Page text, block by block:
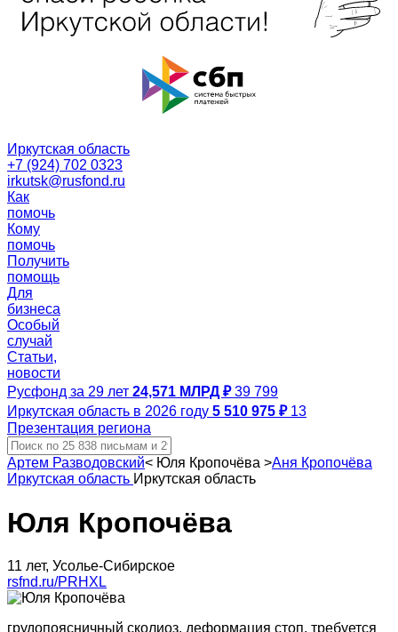
Иркутская область
+7 (924) 702 0323
irkutsk@rusfond.ru
Как
помочь
Кому
помочь
Получить
помощь
Для
бизнеса
Особый
случай
Статьи,
новости
Русфонд за 29 лет 24,571 МЛРД ₽ 39 799
Иркутская область в 2026 году 5 510 975 ₽ 13
Презентация региона
Артем Разводовский< Юля Кропочёва >Аня Кропочёва
Иркутская область Иркутская область
Юля Кропочёва
11 лет, Усолье-Сибирское
rsfnd.ru/PRHXL
грудопоясничный сколиоз, деформация стоп, требуется